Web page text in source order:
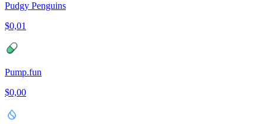
Pudgy Penguins
$0,01
Pump.fun
$0,00